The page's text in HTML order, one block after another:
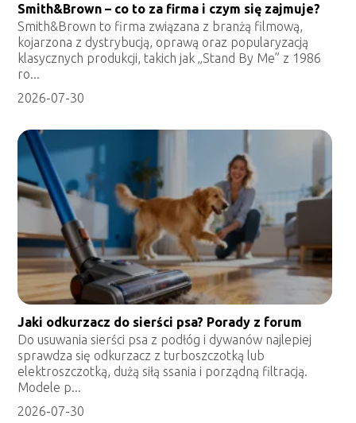
Smith&Brown – co to za firma i czym się zajmuje?
Smith&Brown to firma związana z branżą filmową,
kojarzona z dystrybucją, oprawą oraz popularyzacją
klasycznych produkcji, takich jak „Stand By Me” z 1986
ro...
2026-07-30
Jaki odkurzacz do sierści psa? Porady z forum
Do usuwania sierści psa z podłóg i dywanów najlepiej
sprawdza się odkurzacz z turboszczotką lub
elektroszczotką, dużą siłą ssania i porządną filtracją.
Modele p...
2026-07-30